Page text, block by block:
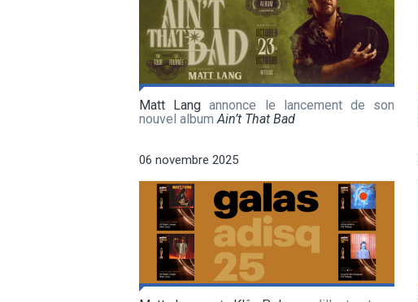
Matt Lang annonce le lancement de son
nouvel album Ain’t That Bad
06 novembre 2025